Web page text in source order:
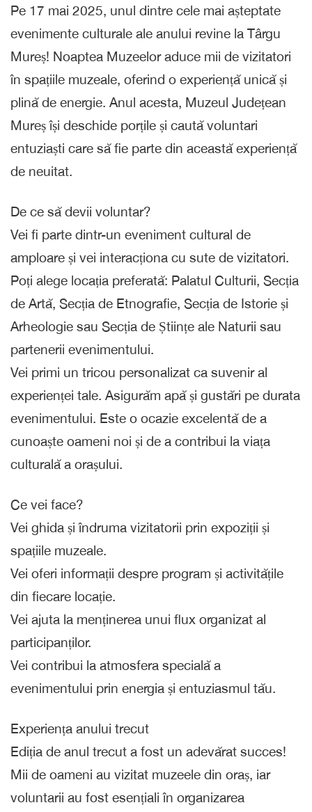
Pe 17 mai 2025, unul dintre cele mai așteptate
evenimente culturale ale anului revine la Târgu
Mureș! Noaptea Muzeelor aduce mii de vizitatori
în spațiile muzeale, oferind o experiență unică și
plină de energie. Anul acesta, Muzeul Județean
Mureș își deschide porțile și caută voluntari
entuziaști care să fie parte din această experiență
de neuitat.
De ce să devii voluntar?
Vei fi parte dintr-un eveniment cultural de
amploare și vei interacționa cu sute de vizitatori.
Poți alege locația preferată: Palatul Culturii, Secția
de Artă, Secția de Etnografie, Secția de Istorie și
Arheologie sau Secția de Științe ale Naturii sau
partenerii evenimentului.
Vei primi un tricou personalizat ca suvenir al
experienței tale. Asigurăm apă și gustări pe durata
evenimentului. Este o ocazie excelentă de a
cunoaște oameni noi și de a contribui la viața
culturală a orașului.
Ce vei face?
Vei ghida și îndruma vizitatorii prin expoziții și
spațiile muzeale.
Vei oferi informații despre program și activitățile
din fiecare locație.
Vei ajuta la menținerea unui flux organizat al
participanților.
Vei contribui la atmosfera specială a
evenimentului prin energia și entuziasmul tău.
Experiența anului trecut
Ediția de anul trecut a fost un adevărat succes!
Mii de oameni au vizitat muzeele din oraș, iar
voluntarii au fost esențiali în organizarea